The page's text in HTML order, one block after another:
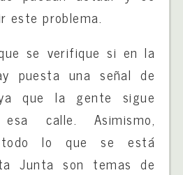
este problema.
se verifique si en la
puesta una señal de
que la gente sigue
calle. Asimismo,
lo que se está
Junta son temas de